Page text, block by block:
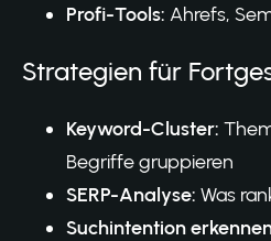
Profi-Tools: Ahrefs,
Strategien für
Keyword-Cluster:
Begriffe gruppieren
SERP-Analyse: Was
Suchintention